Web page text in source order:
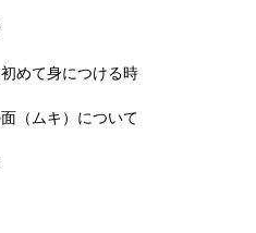
めて身につける時
（ムキ）について